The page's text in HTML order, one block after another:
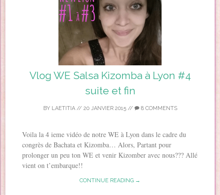
Vlog WE Salsa Kizomba à Lyon #4
suite et fin
BY LAETITIA// 20 JANVIER 2015// 8 COMMENTS
Voila la 4 ieme vidéo de notre WE à Lyon dans le cadre du
congrès de Bachata et Kizomba… Alors, Partant pour
prolonger un peu ton WE et venir Kizomber avec nous??? Allé
vient on t’embarque!!
CONTINUE READING →